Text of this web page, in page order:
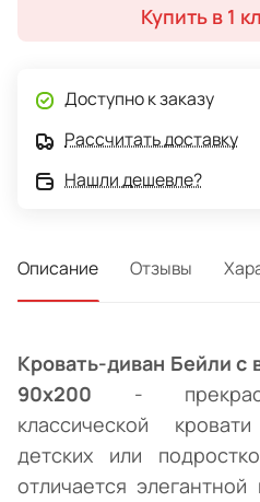
Купить в 1
Доступно к заказу
Рассчитать доставку
Нашли дешевле?
Описание Отзывы
Кровать-диван Бейли
90х200 -
классической
детских или
отличается